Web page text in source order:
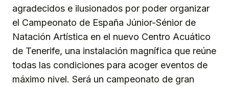
agradecidos e ilusionados por poder organizar
el Campeonato de España Júnior-Sénior de
Natación Artística en el nuevo Centro Acuático
de Tenerife, una instalación magnífica que reúne
todas las condiciones para acoger eventos de
máximo nivel. Será un campeonato de gran